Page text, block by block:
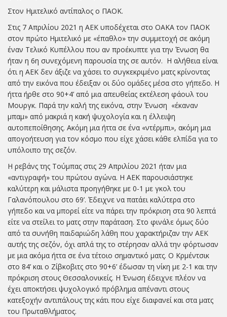
Στον Ημιτελικό αντίπαλος ο ΠΑΟΚ.
Στις 7 Απριλίου 2021 η ΑΕΚ υποδέχεται στο ΟΑΚΑ τον ΠΑΟΚ
στον πρώτο Ημιτελικό με «έπαθλο» την συμμετοχή σε ακόμη
έναν Τελικό Κυπέλλου που αν προέκυπτε για την Ένωση θα
ήταν η 6η συνεχόμενη παρουσία της σε αυτόν. Η αλήθεια είναι
ότι η ΑΕΚ δεν άξιζε να χάσει το συγκεκριμένο ματς κρίνοντας
από την εικόνα που έδειξαν οι δύο ομάδες μέσα στο γήπεδο. Η
ήττα ήρθε στο 90+4’ από μια απευθείας εκτέλεση φάουλ του
Μουργκ. Παρά την καλή της εικόνα, στην Ένωση «έκαναν
μπαμ» από μακριά η κακή ψυχολογία και η έλλειψη
αυτοπεποίθησης. Ακόμη μια ήττα σε ένα «ντέρμπι», ακόμη μια
απογοήτευση για τον κόσμο που είχε χάσει κάθε ελπίδα για το
υπόλοιπο της σεζόν.
Η ρεβάνς της Τούμπας στις 29 Απριλίου 2021 ήταν μια
«αντιγραφή» του πρώτου αγώνα. Η ΑΕΚ παρουσιάστηκε
καλύτερη και μάλιστα προηγήθηκε με 0-1 με γκολ του
Γαλανόπουλου στο 69’. Έδειχνε να πατάει καλύτερα στο
γήπεδο και να μπορεί είτε να πάρει την πρόκριση στα 90 λεπτά
είτε να στείλει το ματς στην παράταση. Στο φινάλε όμως δύο
από τα συνήθη παιδαριώδη λάθη που χαρακτήριζαν την ΑΕΚ
αυτής της σεζόν, όχι απλά της το στέρησαν αλλά την φόρτωσαν
με μια ακόμα ήττα σε ένα τέτοιο σημαντικό ματς. Ο Κρμέντσικ
στο 84’ και ο Ζίβκοβιτς στο 90+6’ έδωσαν τη νίκη με 2-1 και την
πρόκριση στους Θεσσαλονικείς. Η Ένωση έδειχνε πλέον να
έχει αποκτήσει ψυχολογικό πρόβλημα απέναντι στους
κατεξοχήν αντιπάλους της κάτι που είχε διαφανεί και στα ματς
του Πρωταθλήματος.